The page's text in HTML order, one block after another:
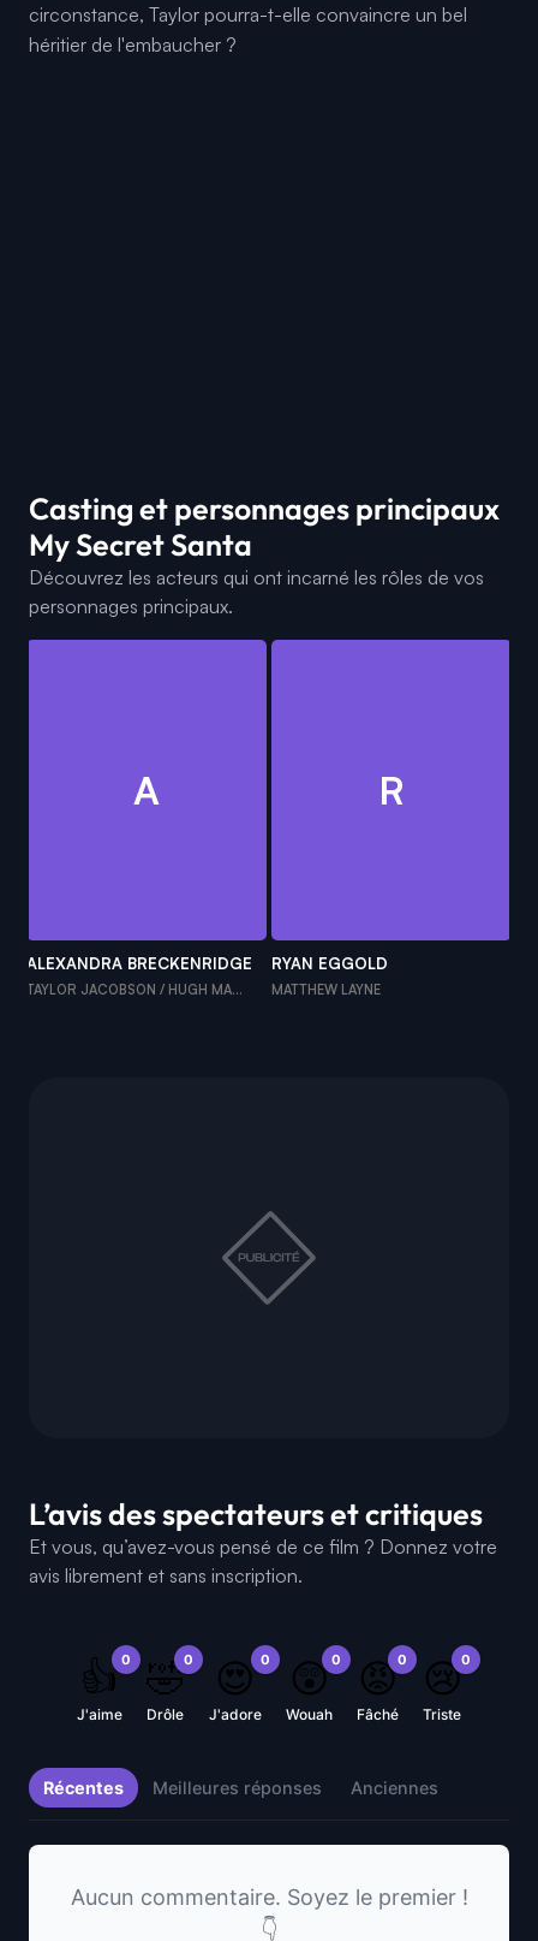
circonstance, Taylor pourra-t-elle convaincre un bel
héritier de l'embaucher ?
Casting et personnages principaux
My Secret Santa
Découvrez les acteurs qui ont incarné les rôles de vos
personnages principaux.
A
ALEXANDRA BRECKENRIDGE
TAYLOR JACOBSON / HUGH MA...
R
RYAN EGGOLD
MATTHEW LAYNE
L’avis des spectateurs et critiques
Et vous, qu’avez-vous pensé de ce film ? Donnez votre
avis librement et sans inscription.
0
👍
J'aime
0
🤣
Drôle
0
😍
J'adore
0
😲
Wouah
0
😡
Fâché
0
😢
Triste
Récentes Meilleures réponses Anciennes
Aucun commentaire. Soyez le premier !
👇